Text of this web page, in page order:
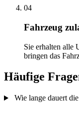
04
Fahrzeug
Sie erhalten alle
bringen das
Häufige
Wie lange dauert